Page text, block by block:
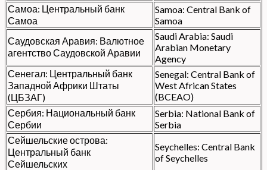
Самоа: Центральный банк
Самоа
Samoa: Central Bank of
Samoa
Саудовская Аравия: Валютное
агентство Саудовской Аравии
Saudi Arabia: Saudi
Arabian Monetary
Agency
Сенегал: Центральный банк
Западной Африки Штаты
(ЦБЗАГ)
Senegal: Central Bank of
West African States
(BCEAO)
Сербия: Национальный банк
Сербии
Serbia: National Bank of
Serbia
Сейшельские острова:
Центральный банк
Сейшельских
Seychelles: Central Bank
of Seychelles